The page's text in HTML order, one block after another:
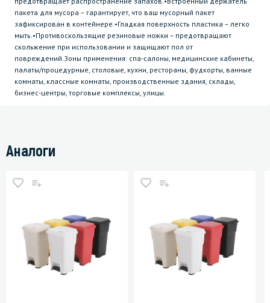
пакета для мусора – гарантирует, что ваш мусорный пакет
зафиксирован в контейнере.•Гладкая поверхность пластика – легко
мыть.•Противоскользящие резиновые ножки – предотвращают
скольжение при использовании и защищают пол от
повреждений.Зоны применения: спа-салоны, медицинские кабинеты,
палаты/процедурные, столовые, кухни, рестораны, фудкорты, ванные
комнаты, классные комнаты, производственные здания, склады,
бизнес-центры, торговые комплексы, улицы.
Аналоги